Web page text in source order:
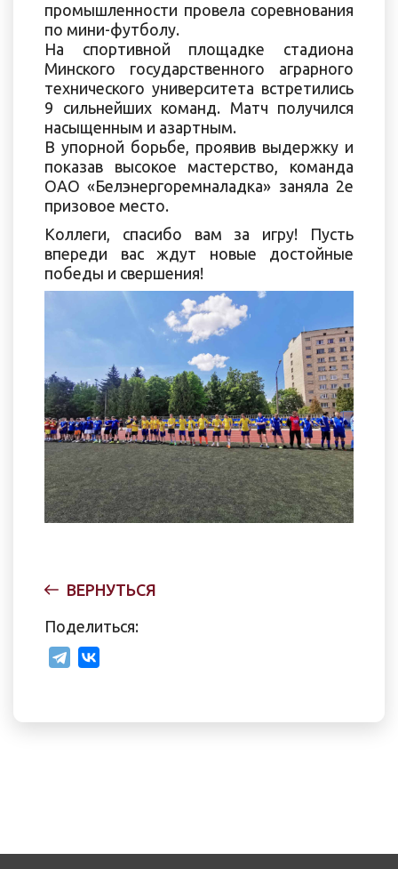
промышленности провела соревнования
по мини-футболу.
На спортивной площадке стадиона
Минского государственного аграрного
технического университета встретились
9 сильнейших команд. Матч получился
насыщенным и азартным.
В упорной борьбе, проявив выдержку и
показав высокое мастерство, команда
ОАО «Белэнергоремналадка» заняла 2е
призовое место.
Коллеги, спасибо вам за игру! Пусть
впереди вас ждут новые достойные
победы и свершения!
ВЕРНУТЬСЯ
Поделиться: